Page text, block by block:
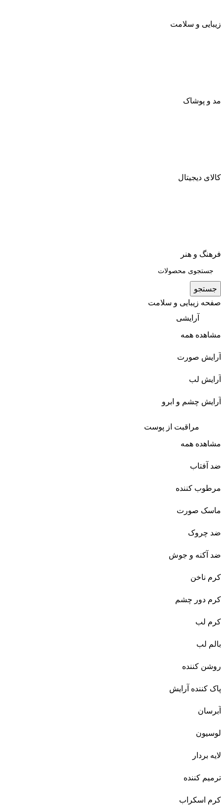
زیبایی و سلامت
مد و پوشاک
کالای دیجیتال
فرهنگ و هنر
جستجو
صفحه زیبایی و سلامت
آرایشی
مشاهده همه
آرایش صورت
آرایش لب
آرایش چشم و ابرو
مراقبت از پوست
مشاهده همه
ضد آفتاب
مرطوب کننده
ماسک صورت
ضد چروک
ضد آکنه و جوش
کرم ناخن
کرم دور چشم
کرم لب
بالم لب
روشن کننده
پاک کننده آرایش
آبرسان
لوسیون
لایه بردار
ترمیم کننده
کرم اسکراب